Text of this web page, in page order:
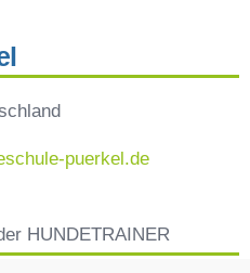
puerkel.de
HUNDETRAINER